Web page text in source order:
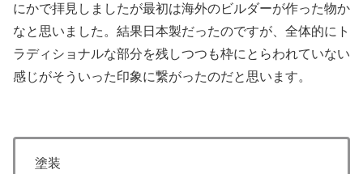
にかで拝見しましたが最初は海外のビルダーが作った物か
なと思いました。結果日本製だったのですが、全体的にト
ラディショナルな部分を残しつつも枠にとらわれていない
感じがそういった印象に繋がったのだと思います。
塗装